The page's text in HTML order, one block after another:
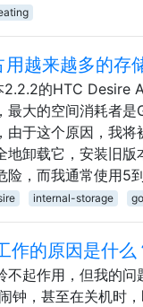
越来越多的存
的HTC Desire
最大的空间消耗者
由于这个原因，我
地卸载它，安装旧
险，而我通常使用5
internal-storage
作的原因是什么
不起作用，但我的
钟，甚至在关机时